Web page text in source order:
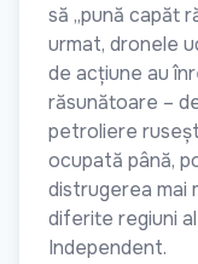
să „pună capăt
urmat, dronele
de acțiune au
răsunătoare –
petroliere
ocupată până,
distrugerea mai
diferite regiuni
Independent.